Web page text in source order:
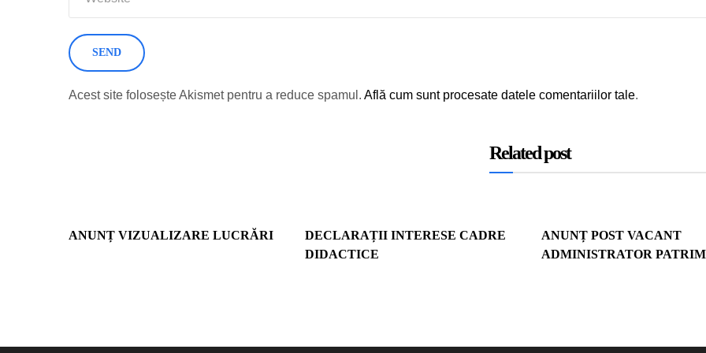
Acest site folosește Akismet pentru a reduce spamul. Află cum sunt procesate datele comentariilor tale.
Related post
ANUNȚ VIZUALIZARE LUCRĂRI
DECLARAȚII INTERESE CADRE
DIDACTICE
ANUNȚ POST VACANT
ADMINISTRATOR